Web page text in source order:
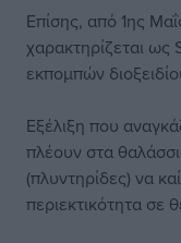
Επίσης, από 1ης
χαρακτηρίζεται ως
εκπομπών
Εξέλιξη που
πλέουν στα
(πλυντηρίδες) να
περιεκτικότητα σε